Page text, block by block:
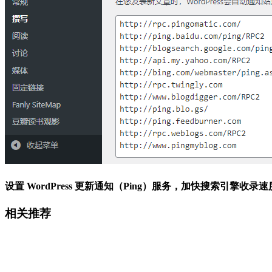
设置 WordPress 更新通知（Ping）服务，加快搜索引擎收录速
相关推荐